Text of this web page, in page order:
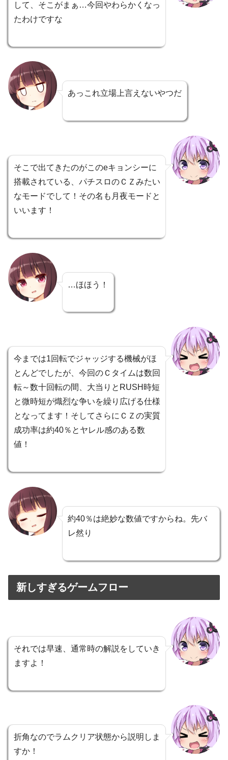
して、そこがまぁ…今回やわらかくなっ
たわけですな
あっこれ立場上言えないやつだ
そこで出てきたのがこのeキョンシーに
搭載されている、パチスロのＣＺみたい
なモードでして！その名も月夜モードと
いいます！
…ほほう！
今までは1回転でジャッジする機械がほ
とんどでしたが、今回のＣタイムは数回
転～数十回転の間、大当りとRUSH時短
と微時短が熾烈な争いを繰り広げる仕様
となってます！そしてさらにＣＺの実質
成功率は約40％とヤレル感のある数
値！
約40％は絶妙な数値ですからね。先バ
レ然り
新しすぎるゲームフロー
それでは早速、通常時の解説をしていき
ますよ！
折角なのでラムクリア状態から説明しま
すか！